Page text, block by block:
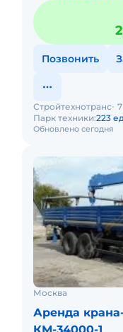
Позвонить
Обновлено сегодня
Стройтехнотранс
Парк техники:223
Москва
Аренда